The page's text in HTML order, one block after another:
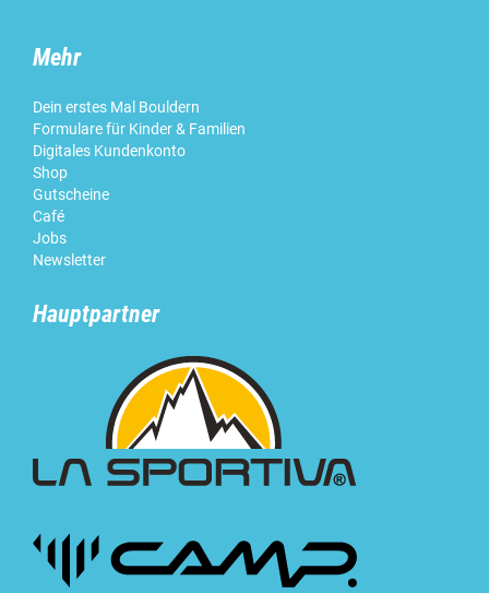
Mehr
Dein erstes Mal Bouldern
Formulare für Kinder & Familien
Digitales Kundenkonto
Shop
Gutscheine
Café
Jobs
Newsletter
Hauptpartner